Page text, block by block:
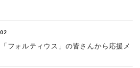
フォルティウス」の皆さんから応援メ